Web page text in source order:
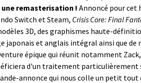
remasterisation ! Annoncé pour cet
Switch et Steam, Crisis Core: Final
3D, des graphismes haute-
japonais et anglais intégral ainsi que de
épique qui réunit notamment Zack,
d'un traitement particulièrement
annonce qui nous colle un petit tout